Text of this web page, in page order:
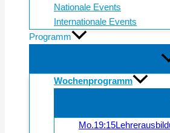
Nationale Events
Internationale Events
Programm
Wochenprogramm
Mo.19:15